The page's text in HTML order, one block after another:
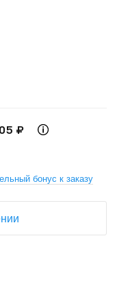
₽
бонус к заказу